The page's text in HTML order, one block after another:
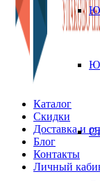
Каталог
Скидки
Доставка и
Блог
Контакты
Личный